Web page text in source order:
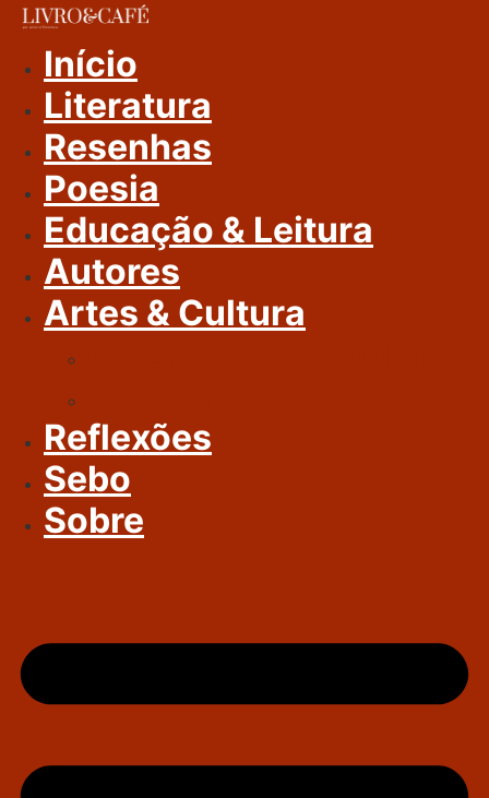
Para
O
Conteúdo
Início
Literatura
Resenhas
Poesia
Educação & Leitura
Autores
Artes & Cultura
Reflexões
Sebo
Sobre